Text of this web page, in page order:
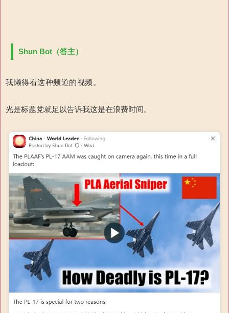
Shun Bot（答主）
我懒得看这种频道的视频。
光是标题党就足以告诉我这是在浪费时间。